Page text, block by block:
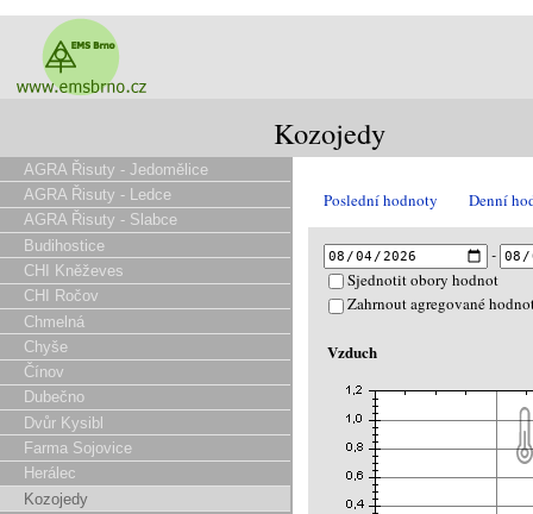
Kozojedy
AGRA Řisuty - Jedomělice
AGRA Řisuty - Ledce
AGRA Řisuty - Slabce
Budihostice
CHI Kněževes
CHI Ročov
Chmelná
Chyše
Čínov
Dubečno
Dvůr Kysibl
Farma Sojovice
Herálec
Kozojedy
Poslední hodnoty Denní
-
Sjednotit obory hodnot
Zahrnout agregované
Vzduch